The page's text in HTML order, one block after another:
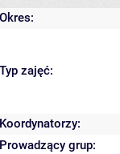
Okres:
Typ zajęć:
Koordynatorzy:
Prowadzący grup: